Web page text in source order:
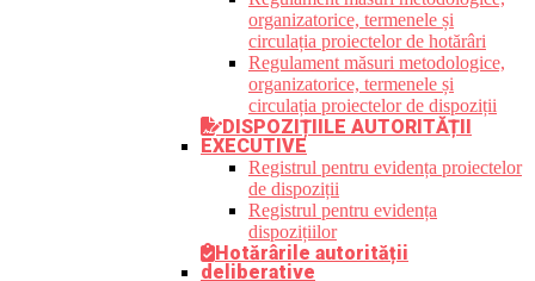
organizatorice, termenele și
circulația proiectelor de hotărâri
Regulament măsuri metodologice,
organizatorice, termenele și
circulația proiectelor de dispoziții
DISPOZIȚIILE AUTORITĂȚII
EXECUTIVE
Registrul pentru evidența proiectelor
de dispoziții
Registrul pentru evidența
dispozițiilor
Hotărârile autorității
deliberative